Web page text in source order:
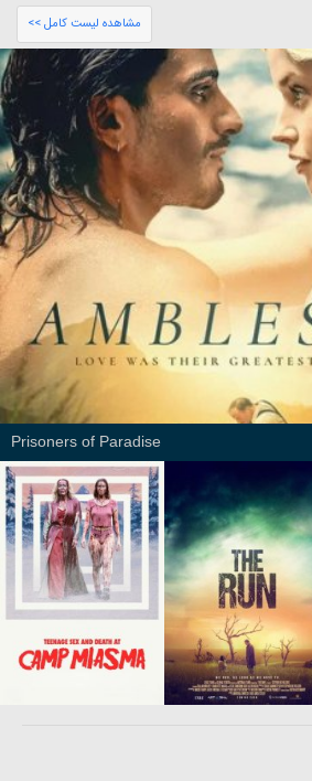
مشاهده لیست کامل >>
Prisoners of Paradise